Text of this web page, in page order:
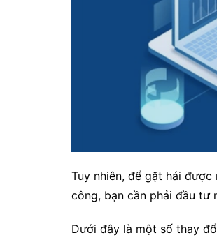
Tuy nhiên, để gặt hái
công, bạn cần phải đầu tư
Dưới đây là một số thay